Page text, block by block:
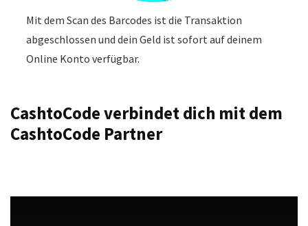
Mit dem Scan des Barcodes ist die Transaktion
abgeschlossen und dein Geld ist sofort auf deinem
Online Konto verfügbar.
CashtoCode verbindet dich mit dem
CashtoCode Partner